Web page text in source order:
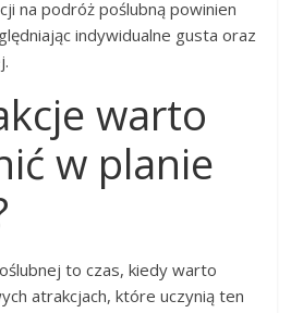
na podróż poślubną powinien
indywidualne gusta oraz
warto
w planie
to czas, kiedy warto
atrakcjach, które uczynią ten